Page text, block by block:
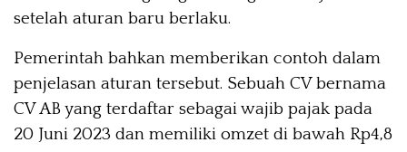
setelah aturan baru berlaku.
Pemerintah bahkan memberikan contoh dalam
penjelasan aturan tersebut. Sebuah CV bernama
CV AB yang terdaftar sebagai wajib pajak pada
20 Juni 2023 dan memiliki omzet di bawah Rp4,8